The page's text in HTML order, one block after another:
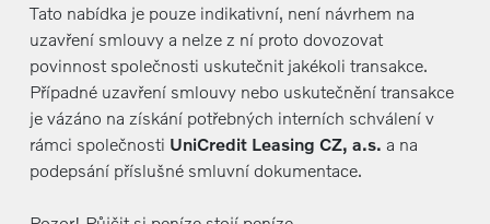
Tato nabídka je pouze indikativní, není návrhem na
uzavření smlouvy a nelze z ní proto dovozovat
povinnost společnosti uskutečnit jakékoli transakce.
Případné uzavření smlouvy nebo uskutečnění transakce
je vázáno na získání potřebných interních schválení v
rámci společnosti UniCredit Leasing CZ, a.s. a na
podepsání příslušné smluvní dokumentace.